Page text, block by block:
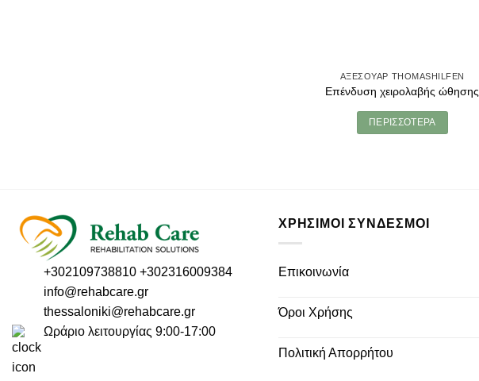
ΑΞΕΣΟΥΑΡ THOMASHILFEN
Επένδυση χειρολαβής ώθησης
ΠΕΡΙΣΣΟΤΕΡΑ
+302109738810 +302316009384
info@rehabcare.gr
thessaloniki@rehabcare.gr
Ωράριο λειτουργίας 9:00-17:00
ΧΡΗΣΙΜΟΙ ΣΥΝΔΕΣΜΟΙ
Επικοινωνία
Όροι Χρήσης
Πολιτική Απορρήτου